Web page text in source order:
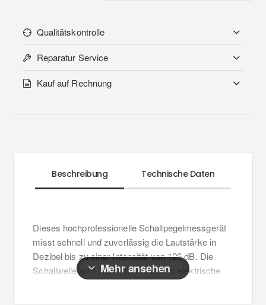
Qualitätskontrolle
Reparatur Service
Kauf auf Rechnung
Beschreibung Technische Daten
Dieses hochprofessionelle Schallpegelmessgerät
misst schnell und zuverlässig die Lautstärke in
Dezibel bis zu einer Intensität von 126 dB. Die
Schallwelle wird über ein Mikrofon in elektrische